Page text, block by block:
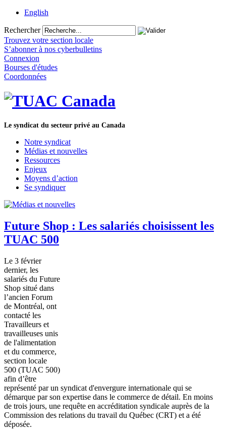
English
Rechercher
Trouvez votre section locale
S’abonner à nos cyberbulletins
Connexion
Bourses d'études
Coordonnées
Le syndicat du secteur privé au Canada
Notre syndicat
Médias et nouvelles
Ressources
Enjeux
Moyens d’action
Se syndiquer
Future Shop : Les salariés choisissent les
TUAC 500
Le 3 février
dernier, les
salariés du Future
Shop situé dans
l’ancien Forum
de Montréal, ont
contacté les
Travailleurs et
travailleuses unis
de l'alimentation
et du commerce,
section locale
500 (TUAC 500)
afin d’être
représenté par un syndicat d'envergure internationale qui se
démarque par son expertise dans le commerce de détail. En moins
de trois jours, une requête en accréditation syndicale auprès de la
Commission des relations du travail du Québec (CRT) et a été
déposée.